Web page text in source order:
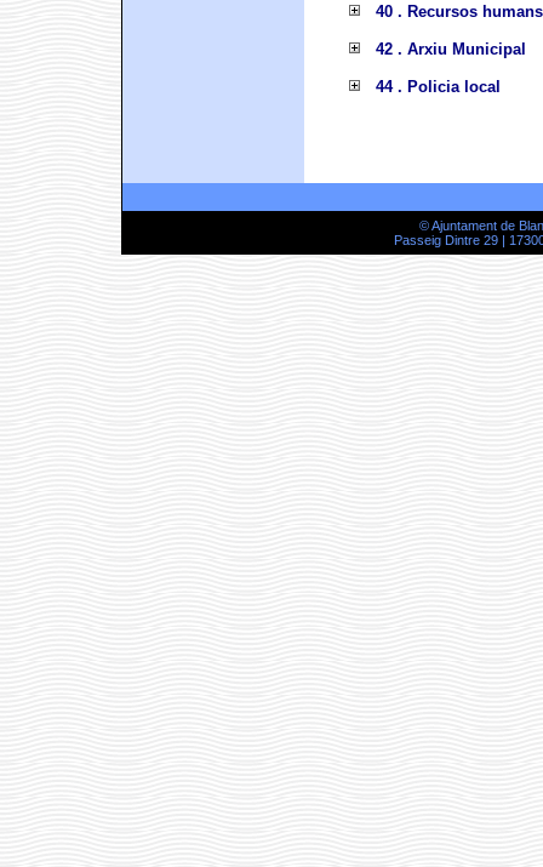
40 . Recursos humans
42 . Arxiu Municipal
44 . Policia local
© Ajuntament de
Passeig Dintre 29 |